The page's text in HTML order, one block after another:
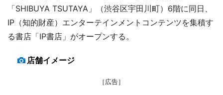
「SHIBUYA TSUTAYA」（渋谷区宇田川町）6階に同日、
IP（知的財産）エンターテインメントコンテンツを集積す
る書店「IP書店」がオープンする。
店舗イメージ
［広告］